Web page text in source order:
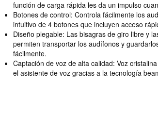
función de carga rápida les da un impulso
Botones de control: Controla fácilmente los
intuitivo de 4 botones que incluyen acceso
Diseño plegable: Las bisagras de giro libre y
permiten transportar los audífonos y
fácilmente.
Captación de voz de alta calidad: Voz
el asistente de voz gracias a la tecnología